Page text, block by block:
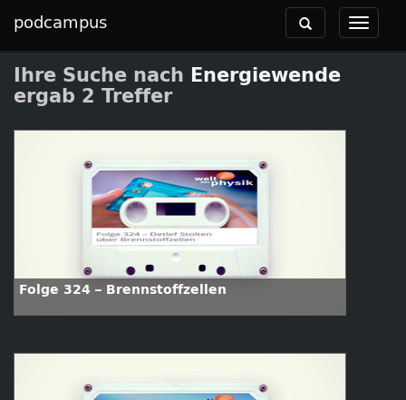
podcampus
Toggle
Toggle
navigation
Ihre Suche nach Energiewende
ergab 2 Treffer
Folge 324 – Brennstoffzellen